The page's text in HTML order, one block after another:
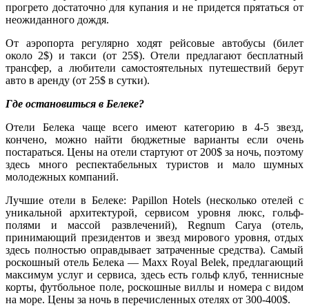
прогрето достаточно для купания и не придется прятаться от
неожиданного дождя.
От аэропорта регулярно ходят рейсовые автобусы (билет
около 2$) и такси (от 25$). Отели предлагают бесплатный
трансфер, а любители самостоятельных путешествий берут
авто в аренду (от 25$ в сутки).
Где остановиться в Белеке?
Отели Белека чаще всего имеют категорию в 4-5 звезд,
кончено, можно найти бюджетные варианты если очень
постараться. Цены на отели стартуют от 200$ за ночь, поэтому
здесь много респектабельных туристов и мало шумных
молодежных компаний.
Лучшие отели в Белеке: Papillon Hotels (несколько отелей с
уникальной архитектурой, сервисом уровня люкс, гольф-
полями и массой развлечений), Regnum Carya (отель,
принимающий президентов и звезд мирового уровня, отдых
здесь полностью оправдывает затраченные средства). Самый
роскошный отель Белека — Maxx Royal Belek, предлагающий
максимум услуг и сервиса, здесь есть гольф клуб, теннисные
корты, футбольное поле, роскошные виллы и номера с видом
на море. Цены за ночь в перечисленных отелях от 300-400$.